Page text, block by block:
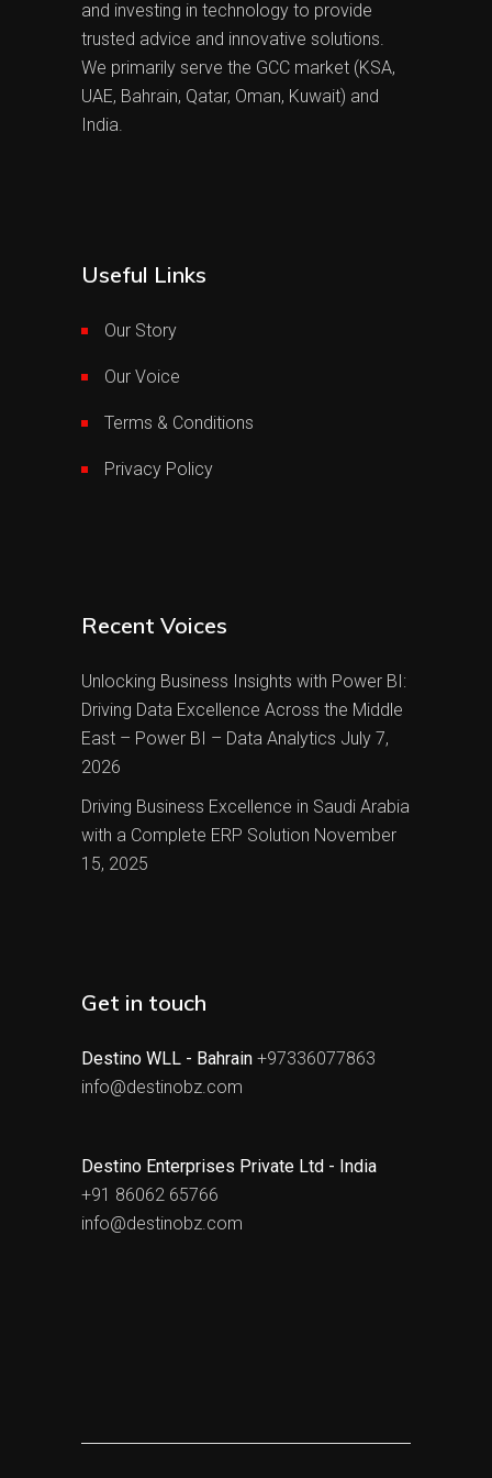
and investing in technology to provide
trusted advice and innovative solutions.
We primarily serve the GCC market (KSA,
UAE, Bahrain, Qatar, Oman, Kuwait) and
India.
Useful Links
Our Story
Our Voice
Terms & Conditions
Privacy Policy
Recent Voices
Unlocking Business Insights with Power BI:
Driving Data Excellence Across the Middle
East – Power BI – Data Analytics July 7,
2026
Driving Business Excellence in Saudi Arabia
with a Complete ERP Solution November
15, 2025
Get in touch
Destino WLL - Bahrain +97336077863
info@destinobz.com
Destino Enterprises Private Ltd - India
+91 86062 65766
info@destinobz.com